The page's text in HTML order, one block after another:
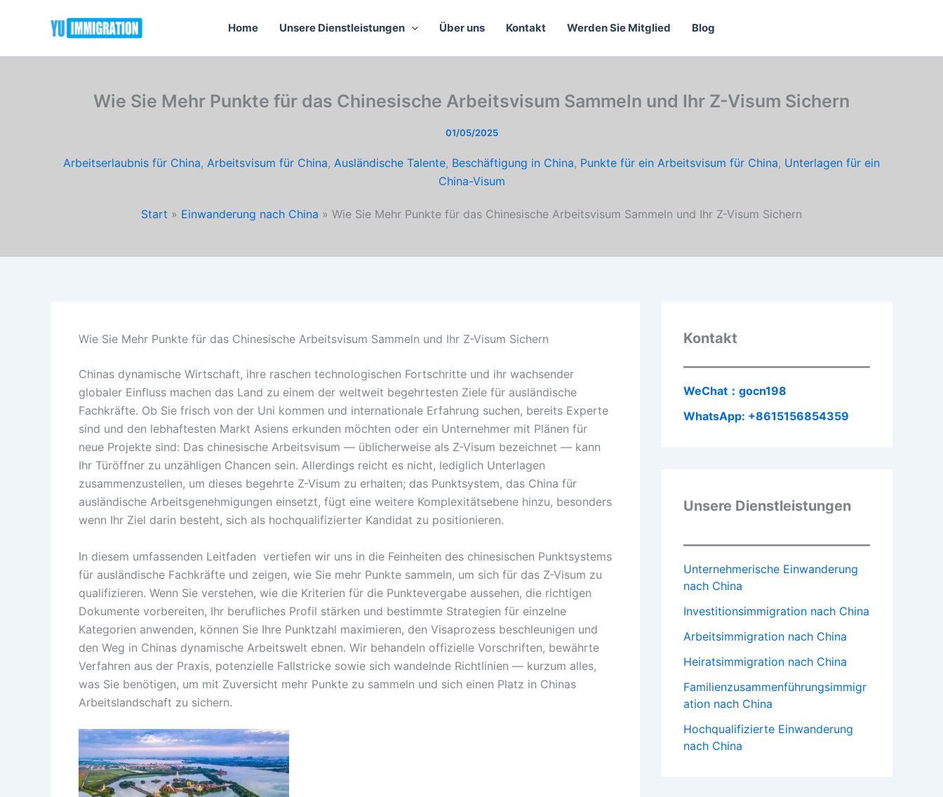
Home Unsere Dienstleistungen Über uns Kontakt Werden Sie Mitglied Blog
Wie Sie Mehr Punkte für das Chinesische Arbeitsvisum Sammeln und Ihr Z-Visum Sichern
01/05/2025
Arbeitserlaubnis für China, Arbeitsvisum für China, Ausländische Talente, Beschäftigung in China, Punkte für ein Arbeitsvisum für China, Unterlagen für ein
China-Visum
Start Einwanderung nach China Wie Sie Mehr Punkte für das Chinesische Arbeitsvisum Sammeln und Ihr Z-Visum Sichern
Wie Sie Mehr Punkte für das Chinesische Arbeitsvisum Sammeln und Ihr Z-Visum Sichern
Chinas dynamische Wirtschaft, ihre raschen technologischen Fortschritte und ihr wachsender
globaler Einfluss machen das Land zu einem der weltweit begehrtesten Ziele für ausländische
Fachkräfte. Ob Sie frisch von der Uni kommen und internationale Erfahrung suchen, bereits Experte
sind und den lebhaftesten Markt Asiens erkunden möchten oder ein Unternehmer mit Plänen für
neue Projekte sind: Das chinesische Arbeitsvisum — üblicherweise als Z-Visum bezeichnet — kann
Ihr Türöffner zu unzähligen Chancen sein. Allerdings reicht es nicht, lediglich Unterlagen
zusammenzustellen, um dieses begehrte Z-Visum zu erhalten; das Punktsystem, das China für
ausländische Arbeitsgenehmigungen einsetzt, fügt eine weitere Komplexitätsebene hinzu, besonders
wenn Ihr Ziel darin besteht, sich als hochqualifizierter Kandidat zu positionieren.
In diesem umfassenden Leitfaden vertiefen wir uns in die Feinheiten des chinesischen Punktsystems
für ausländische Fachkräfte und zeigen, wie Sie mehr Punkte sammeln, um sich für das Z-Visum zu
qualifizieren. Wenn Sie verstehen, wie die Kriterien für die Punktevergabe aussehen, die richtigen
Dokumente vorbereiten, Ihr berufliches Profil stärken und bestimmte Strategien für einzelne
Kategorien anwenden, können Sie Ihre Punktzahl maximieren, den Visaprozess beschleunigen und
den Weg in Chinas dynamische Arbeitswelt ebnen. Wir behandeln offizielle Vorschriften, bewährte
Verfahren aus der Praxis, potenzielle Fallstricke sowie sich wandelnde Richtlinien — kurzum alles,
was Sie benötigen, um mit Zuversicht mehr Punkte zu sammeln und sich einen Platz in Chinas
Arbeitslandschaft zu sichern.
Kontakt
WeChat：gocn198
WhatsApp: +8615156854359
Unsere Dienstleistungen
Unternehmerische Einwanderung
nach China
Investitionsimmigration nach China
Arbeitsimmigration nach China
Heiratsimmigration nach China
Familienzusammenführungsimmigr
ation nach China
Hochqualifizierte Einwanderung
nach China